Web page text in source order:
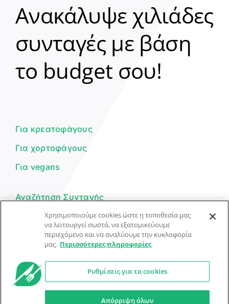
Ανακάλυψε χιλιάδες
συνταγές με βάση
το budget σου!
Για κρεατοφάγους
Για χορτοφάγους
Για vegans
Αναζήτηση Συνταγής
Υποβολή Συνταγής
Φόρμα Επικοινωνίας
© Dorpon • Μηχανή αναζήτησης για …καλοφαγάδες!
Ο βοηθός μπορεί να κάνει λάθη — ελέγξτε τις συνταγές.
Χρησιμοποιούμε cookies ώστε η τοποθεσία μας
να λειτουργεί σωστά, να εξατομικεύουμε
περιεχόμενο και να αναλύουμε την κυκλοφορία
μας. Περισσότερες πληροφορίες
Ρυθμίσεις για τα cookies
Απόρριψη όλων